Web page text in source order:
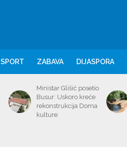
SPORT ZABAVA DIJASPORA
Ministar Glišić posetio
Busur: Uskoro kreće
rekonstrukcija Doma
kulture